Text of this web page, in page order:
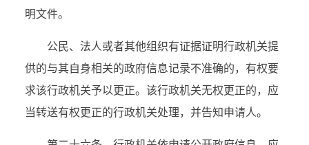
明文件。
公民、法人或者其他组织有证据证明行政机关提
供的与其自身相关的政府信息记录不准确的，有权要
求该行政机关予以更正。该行政机关无权更正的，应
当转送有权更正的行政机关处理，并告知申请人。